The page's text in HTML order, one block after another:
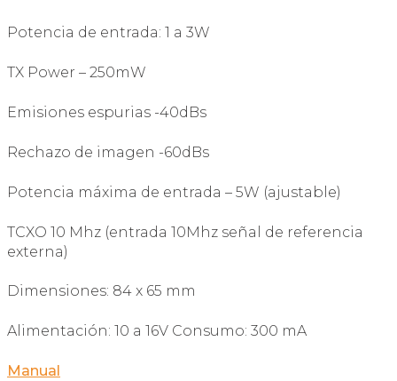
Potencia de entrada: 1 a 3W
TX Power – 250mW
Emisiones espurias -40dBs
Rechazo de imagen -60dBs
Potencia máxima de entrada – 5W (ajustable)
TCXO 10 Mhz (entrada 10Mhz señal de referencia
externa)
Dimensiones: 84 x 65 mm
Alimentación: 10 a 16V Consumo: 300 mA
Manual